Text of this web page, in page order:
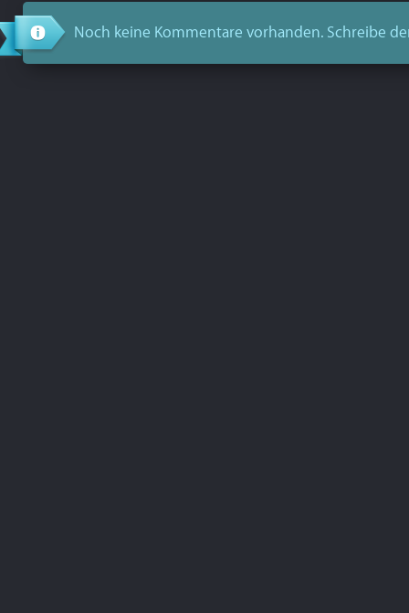
Noch keine Kommentare vorhanden. Schreibe